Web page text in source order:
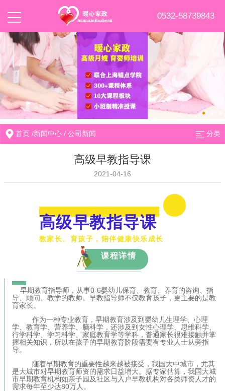
0532-58739843
首页 /新闻中心 /公司新闻 分类
高级早教指导课
2021-04-16
高级早教指导课
教家长、育孩子，陪伴健康快乐成长
课程详情
早期教育指导师，从事0-6婴幼儿保育、教育、养育的咨询、指
导、顾问、教学的教师。早教指导师不仅教育孩子，更主要的是教
育家长。
作为一种专业教育，早期教育涉及到婴幼儿生理学、心理
学、教育学、营养学、脑科学，还涉及到女性心理学、思维科学、
行学科学、学习科学、家庭教育学等学科，普通家长很难接触并掌
握相关知识，所以在孩子的早期教育阶段需要有专业人士从旁指
导。
随着早期教育的重要性越来越被接受，我国大中城市，尤其
是大城市对早期教育师资的需求日益增大。据专家估算，我国大城
市早期教育机构如亲子园及社区与入户早教机构对各类师资人才的
需求每年至少达80万人。